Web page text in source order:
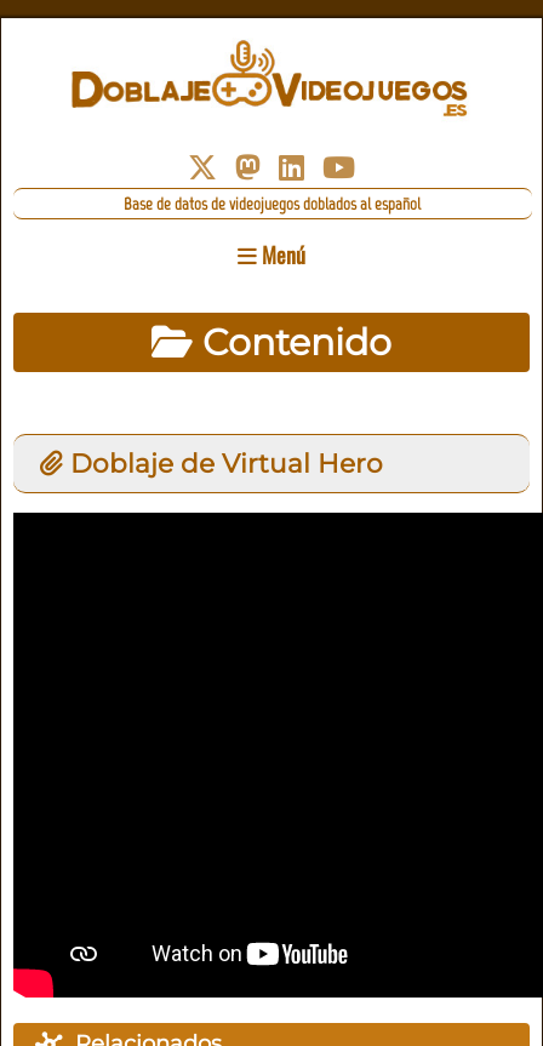
Base de datos de videojuegos doblados al español
Menú
Contenido
Doblaje de Virtual Hero